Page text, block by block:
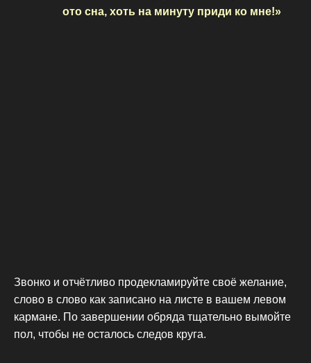
ото сна, хоть на минуту приди ко мне!»
Звонко и отчётливо продекламируйте своё желание,
слово в слово как записано на листе в вашем левом
кармане. По завершении обряда тщательно вымойте
пол, чтобы не осталось следов круга.